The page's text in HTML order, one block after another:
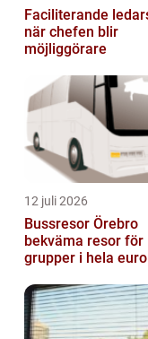
Faciliterande
när chefen blir
möjliggörare
12 juli 2026
Bussresor Örebro
bekväma resor för
grupper i hela